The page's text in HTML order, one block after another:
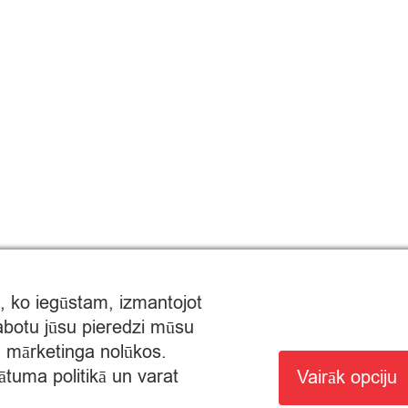
ko iegūstam, izmantojot
jūsu pieredzi mūsu
nolūkos.
politikā un varat
Vairāk opciju